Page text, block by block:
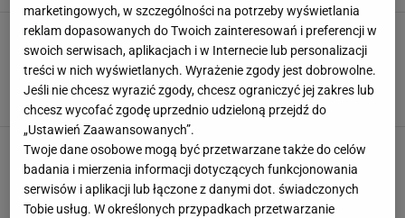
Amazon robi czystkę magazynów i wyprzedaje
najlepsze słuchawki w cenach tak niskich, że
szok! Znikają w mig
AMAZON SŁUCHAWKI SŁUCHAWKI BEZPRZEWODOWE
SŁUCHAWKI WYGŁUSZAJĄCE
Nowoczesne słuchawki bezprzeowodowe,
naszpikowane technologiami. Niesamowita
jakość dźwięku w dobrej cenie
AIRPODS APPLE SŁUCHAWKI
marketingowych, w szczególności na potrzeby wyświetlania
reklam dopasowanych do Twoich zainteresowań i preferencji w
swoich serwisach, aplikacjach i w Internecie lub personalizacji
treści w nich wyświetlanych. Wyrażenie zgody jest dobrowolne.
Jeśli nie chcesz wyrazić zgody, chcesz ograniczyć jej zakres lub
chcesz wycofać zgodę uprzednio udzieloną przejdź do
„Ustawień Zaawansowanych”.
Twoje dane osobowe mogą być przetwarzane także do celów
badania i mierzenia informacji dotyczących funkcjonowania
serwisów i aplikacji lub łączone z danymi dot. świadczonych
Tobie usług. W określonych przypadkach przetwarzanie